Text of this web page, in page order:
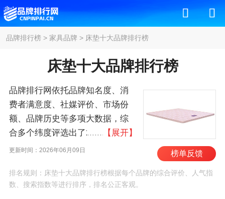
品牌排行榜> 家具品牌 > 床垫十大品牌排行榜
床垫十大品牌排行榜
品牌排行网依托品牌知名度、消
费者满意度、社媒评价、市场份
额、品牌历史等多项大数据，综
合多个纬度评选出了2026年床垫
十大品牌排行榜，其中前十名
普尔/TEMPUR、席梦
思/SIMMONS、尚驰/SANCI、金
【展开】
更新时间：2026年06月09日 榜单反馈
排名规则：床垫十大品牌排行榜根据每个品牌的综合评价、人气指
数、搜索指数等进行排序，排名公正客观。